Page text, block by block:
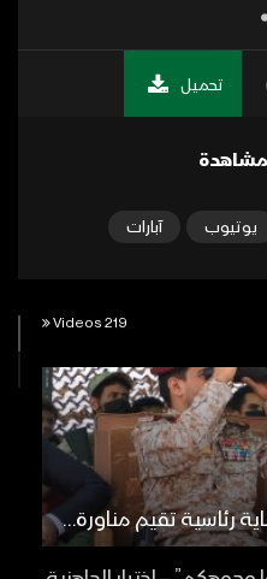
تحميل
يوتيوب آبارات
219 Videos
قوات اللواء الثامن حماية رئاسية تقيم مناورة “درع القدس” بحضور رئيس هيئة الأركان وقائد المنطقة العسكرية الخامسة